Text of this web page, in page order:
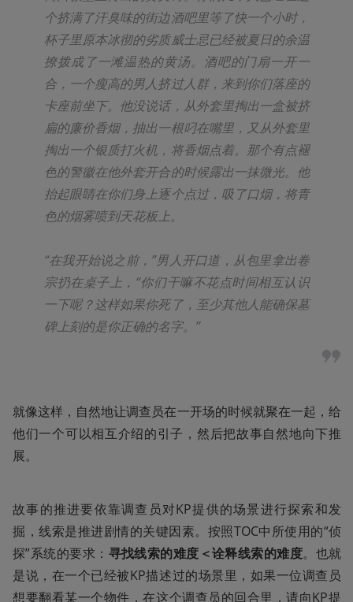
个挤满了汗臭味的街边酒吧里等了快一个小时，
杯子里原本冰彻的劣质威士忌已经被夏日的余温
撩拨成了一滩温热的黄汤。酒吧的门扇一开一
合，一个瘦高的男人挤过人群，来到你们落座的
卡座前坐下。他没说话，从外套里掏出一盒被挤
扁的廉价香烟，抽出一根叼在嘴里，又从外套里
掏出一个银质打火机，将香烟点着。那个有点褪
色的警徽在他外套开合的时候露出一抹微光。他
抬起眼睛在你们身上逐个点过，吸了口烟，将青
色的烟雾喷到天花板上。
“在我开始说之前，”男人开口道，从包里拿出卷
宗扔在桌子上，“你们干嘛不花点时间相互认识
一下呢？这样如果你死了，至少其他人能确保墓
碑上刻的是你正确的名字。”
就像这样，自然地让调查员在一开场的时候就聚在一起，给
他们一个可以相互介绍的引子，然后把故事自然地向下推
展。
故事的推进要依靠调查员对KP提供的场景进行探索和发
掘，线索是推进剧情的关键因素。按照TOC中所使用的“侦
探”系统的要求： 寻找线索的难度＜诠释线索的难度。也就
是说，在一个已经被KP描述过的场景里，如果一位调查员
想要翻看某一个物件，在这个调查员的回合里，请向KP提